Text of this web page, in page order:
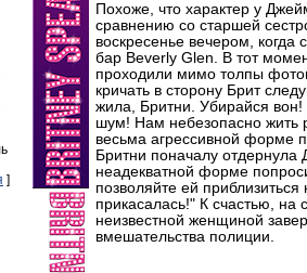
]
Похоже, что характер у
сравнению со старшей
воскресенье вечером,
бар Beverly Glen. В тот
проходили мимо толпы
кричать в сторону Брит
жила, Бритни. Убирайся
шум! Нам небезопасно жить
весьма агрессивной форме
Бритни поначалу
неадекватной форме
позволяйте ей
прикасалась!" К счастью,
неизвестной женщиной
вмешательства полиции.